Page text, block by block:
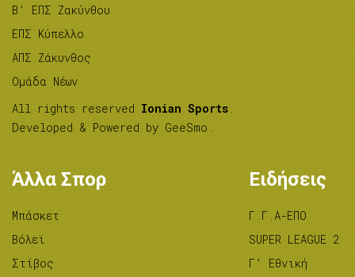
B’ ΕΠΣ Ζακύνθου
ΕΠΣ Κύπελλο
ΑΠΣ Ζάκυνθος
Ομάδα Νέων
All rights reserved Ionian Sports .
Developed & Powered by GeeSmo .
Άλλα Σπορ
Μπάσκετ
Βόλεϊ
Στίβος
Ειδήσεις
Γ.Γ.Α-ΕΠΟ
SUPER LEAGUE 2
Γ’ Εθνική